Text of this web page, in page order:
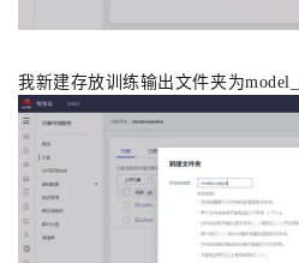
我新建存放训练输出文件夹为